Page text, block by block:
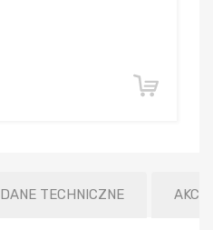
DANE TECHNICZNE